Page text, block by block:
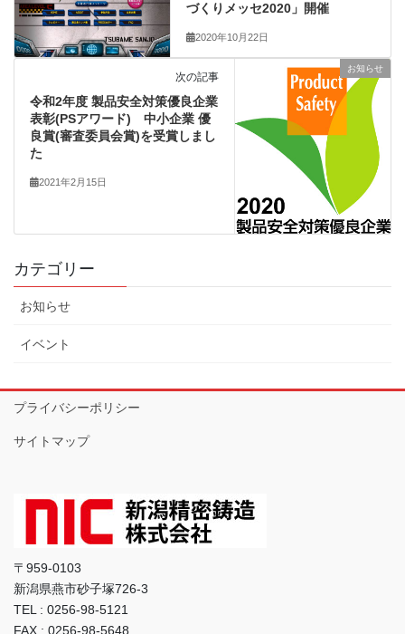
づくりメッセ2020」開催
2020年10月22日
お知らせ
次の記事
令和2年度 製品安全対策優良企業
表彰(PSアワード) 中小企業 優
良賞(審査委員会賞)を受賞しまし
た
2021年2月15日
カテゴリー
お知らせ
イベント
プライバシーポリシー
サイトマップ
〒959-0103
新潟県燕市砂子塚726-3
TEL : 0256-98-5121
FAX : 0256-98-5648